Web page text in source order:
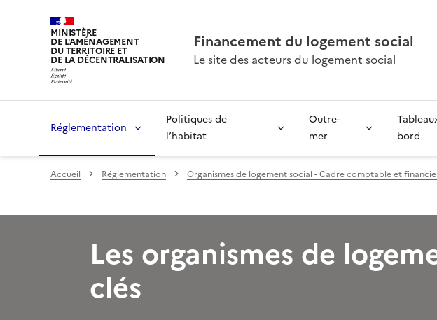
MINISTÈRE
DE L'AMÉNAGEMENT
DU TERRITOIRE ET
DE LA DÉCENTRALISATION
Financement du logement social
Le site des acteurs du logement social
Réglementation
Politiques de
l’habitat
Outre-
mer
bord
Accueil Réglementation Organismes de logement social - Cadre comptable et
Les organismes de
clés